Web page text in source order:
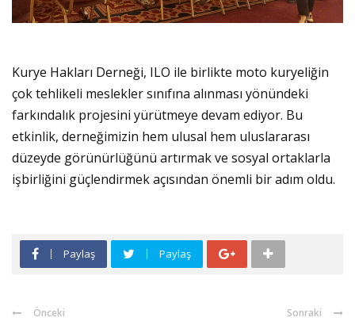
Kurye Hakları Derneği, ILO ile birlikte moto kuryeliğin
çok tehlikeli meslekler sınıfına alınması yönündeki
farkındalık projesini yürütmeye devam ediyor. Bu
etkinlik, derneğimizin hem ulusal hem uluslararası
düzeyde görünürlüğünü artırmak ve sosyal ortaklarla
işbirliğini güçlendirmek açısından önemli bir adım oldu.
Paylaş Paylaş
Önceki Sonraki